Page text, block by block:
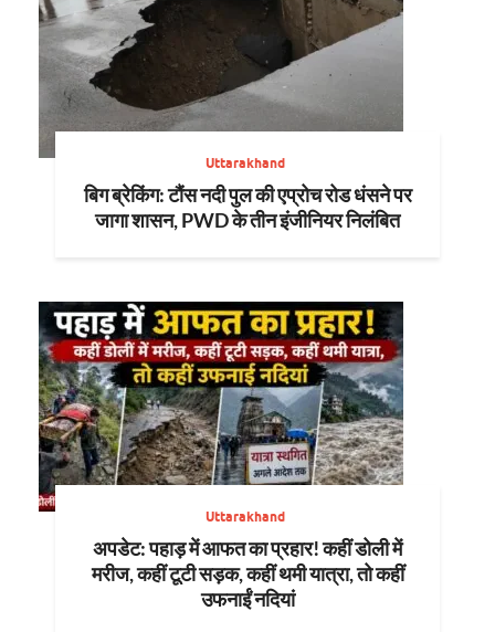
Uttarakhand
बिग ब्रेकिंग: टौंस नदी पुल की एप्रोच रोड धंसने पर
जागा शासन, PWD के तीन इंजीनियर निलंबित
Uttarakhand
अपडेट: पहाड़ में आफत का प्रहार! कहीं डोली में
मरीज, कहीं टूटी सड़क, कहीं थमी यात्रा, तो कहीं
उफनाईं नदियां